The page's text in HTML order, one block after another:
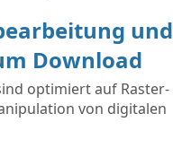
und
Download
optimiert auf Raster-
von digitalen